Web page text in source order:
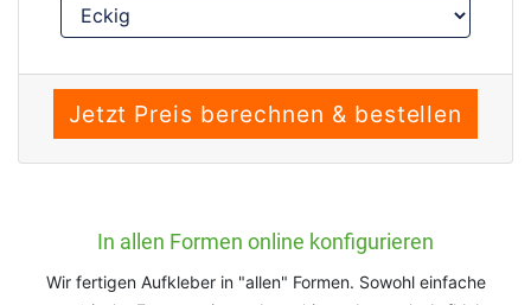
In allen Formen online konfigurieren
Wir fertigen Aufkleber in "allen" Formen. Sowohl einfache